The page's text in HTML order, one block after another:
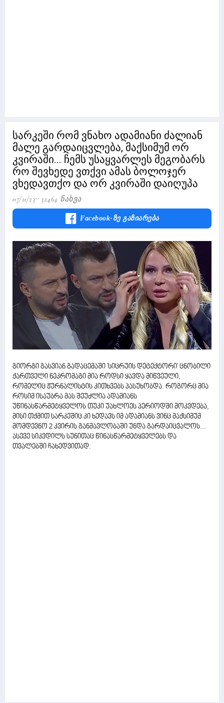
სარკეში რომ ვნახო ადამიანი ძალიან
მალე გარდაიცვლება, მაქსიმუმ ორ
კვირაში... ჩემს უსაყვარლეს მეგობარს
რო შევხედე ვთქვი ამას ბოლოჯერ
ვხედავთქო და ორ კვირაში დაიღუპა
07/11/23 32464 Ნახვა
Facebook-Ზე Გაზიარება
გიორგი გასვიან გადაცემაში 'სიცრუის დეტექტორი' ცნობილი
ქართველი ნეკრომაგი მია როდსი ყავდა მიწვეული,
რომელიც ჟურნალისტის კითხვებს პასუხობდა. როგორც მია
როსიმ ისაუბრა მას შეუძლია ადამიანს
უწინასწარმეტყველოს თუკი უახლოეს პერიოდში მოკვდება,
მისი თქმით სარკეშიც კი ხედავს იმ ადამიანს ვინც მაქსიმუმ
მომდევნო 2 კვირის განმავლობაში უნდა გარდაიცვალოს...
ასევე სიკვდილს სუნითაც წინასწარმეტყველებს და
თვალებში ჩახედვითად.